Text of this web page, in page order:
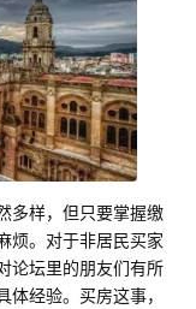
多样，但只要掌握缴
烦。对于非居民买家
论坛里的朋友们有所
经验。买房这事，